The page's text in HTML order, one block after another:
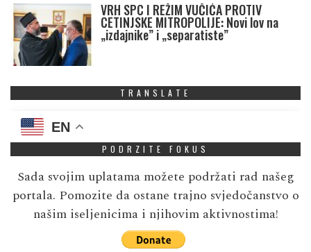
VRH SPC I REŽIM VUČIĆA PROTIV
CETINJSKE MITROPOLIJE: Novi lov na
„izdajnike” i „separatiste”
TRANSLATE
EN
PODRZITE FOKUS
Sada svojim uplatama možete podržati rad našeg
portala. Pomozite da ostane trajno svjedočanstvo o
našim iseljenicima i njihovim aktivnostima!